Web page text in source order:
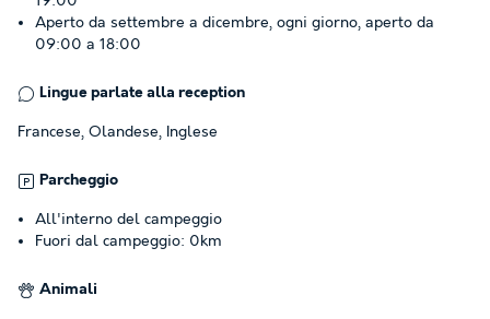
Aperto da settembre a dicembre, ogni giorno, aperto da
09:00 a 18:00
Lingue parlate alla reception
Francese, Olandese, Inglese
Parcheggio
All'interno del campeggio
Fuori dal campeggio: 0km
Animali